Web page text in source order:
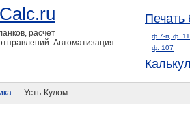
расчет
Автоматизация
Печать
ф.7-п, ф.
ф. 107
— Усть-Кулом